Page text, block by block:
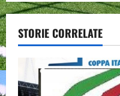
a
v
i
STORIE CORRELATE